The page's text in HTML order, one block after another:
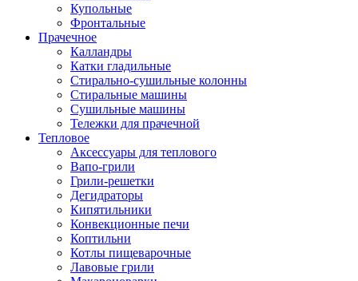
Купольные
Фронтальные
Прачечное
Калландры
Катки гладильные
Стирально-сушильные колонны
Стиральные машины
Сушильные машины
Тележки для прачечной
Тепловое
Аксессуары для теплового
Вапо-грили
Грили-решетки
Дегидраторы
Кипятильники
Конвекционные печи
Коптильни
Котлы пищеварочные
Лавовые грили